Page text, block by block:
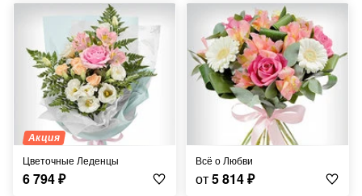
Акция
Цветочные Леденцы
6 794₽
Всё о Любви
от5 814₽